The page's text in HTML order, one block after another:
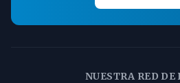
NUESTRA RED DE